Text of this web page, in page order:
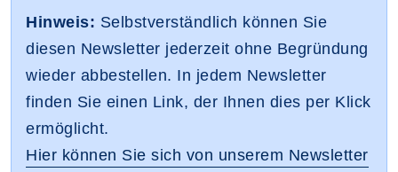
Hinweis: Selbstverständlich können Sie
diesen Newsletter jederzeit ohne Begründung
wieder abbestellen. In jedem Newsletter
finden Sie einen Link, der Ihnen dies per Klick
ermöglicht.
Hier können Sie sich von unserem Newsletter